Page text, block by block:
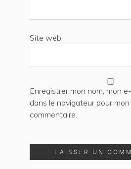
Site web
Enregistrer mon nom, mon
dans le navigateur pour
commentaire.